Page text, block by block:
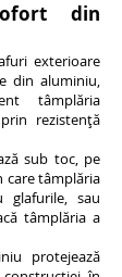
din
exterioare
din aluminiu,
tâmplăria
rezistenţă
sub toc, pe
care tâmplăria
glafurile, sau
tâmplăria a
protejează